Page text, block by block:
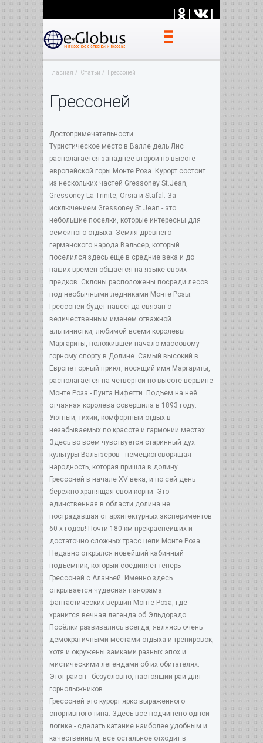
| | |
Главная Статьи Грессоней
Грессоней
Достопримечательности
Туристическое место в Валле дель Лис
располагается западнее второй по высоте
европейской горы Монте Роза. Курорт состоит
из нескольких частей Gressoney St.Jean,
Gressoney La Trinite, Orsia и Stafal. За
исключением Gressoney St.Jean - это
небольшие поселки, которые интересны для
семейного отдыха. Земля древнего
германского народа Вальсер, который
поселился здесь еще в средние века и до
наших времен общается на языке своих
предков. Склоны расположены посреди лесов
под необычными ледниками Монте Розы.
Грессоней будет навсегда связан с
величественным именем отважной
альпинистки, любимой всеми королевы
Маргариты, положившей начало массовому
горному спорту в Долине. Самый высокий в
Европе горный приют, носящий имя Маргариты,
располагается на четвёртой по высоте вершине
Монте Роза - Пунта Нифетти. Подъем на неё
отчаяная королева совершила в 1893 году.
Уютный, тихий, комфортный отдых в
незабываемых по красоте и гармонии местах.
Здесь во всем чувствуется старинный дух
культуры Вальтзеров - немецкоговорящая
народность, которая пришла в долину
Грессоней в начале XV века, и по сей день
бережно хранящая свои корни. Это
единственная в области долина не
пострадавшая от архитектурных экспериментов
60-х годов! Почти 180 км прекраснейших и
достаточно сложных трасс цепи Монте Роза.
Недавно открылся новейший кабинный
подъёмник, который соединяет теперь
Грессоней с Аланьей. Именно здесь
открывается чудесная панорама
фантастических вершин Монте Роза, где
хранится вечная легенда об Эльдорадо.
Посёлки развивались всегда, являясь очень
демократичными местами отдыха и тренировок,
хотя и окружены замками разных эпох и
мистическими легендами об их обитателях.
Этот район - безусловно, настоящий рай для
горнолыжников.
Грессоней это курорт ярко выраженного
спортивного типа. Здесь все подчинено одной
логике - сделать катание наиболее удобным и
качественным, все остальное отходит в